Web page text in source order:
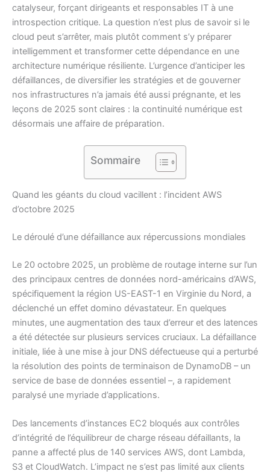
catalyseur, forçant dirigeants et responsables IT à une
introspection critique. La question n’est plus de savoir si le
cloud peut s’arrêter, mais plutôt comment s’y préparer
intelligemment et transformer cette dépendance en une
architecture numérique résiliente. L’urgence d’anticiper les
défaillances, de diversifier les stratégies et de gouverner
nos infrastructures n’a jamais été aussi prégnante, et les
leçons de 2025 sont claires : la continuité numérique est
désormais une affaire de préparation.
Sommaire
Quand les géants du cloud vacillent : l’incident AWS
d’octobre 2025
Le déroulé d’une défaillance aux répercussions mondiales
Le 20 octobre 2025, un problème de routage interne sur l’un
des principaux centres de données nord-américains d’AWS,
spécifiquement la région US-EAST-1 en Virginie du Nord, a
déclenché un effet domino dévastateur. En quelques
minutes, une augmentation des taux d’erreur et des latences
a été détectée sur plusieurs services cruciaux. La défaillance
initiale, liée à une mise à jour DNS défectueuse qui a perturbé
la résolution des points de terminaison de DynamoDB – un
service de base de données essentiel –, a rapidement
paralysé une myriade d’applications.
Des lancements d’instances EC2 bloqués aux contrôles
d’intégrité de l’équilibreur de charge réseau défaillants, la
panne a affecté plus de 140 services AWS, dont Lambda,
S3 et CloudWatch. L’impact ne s’est pas limité aux clients